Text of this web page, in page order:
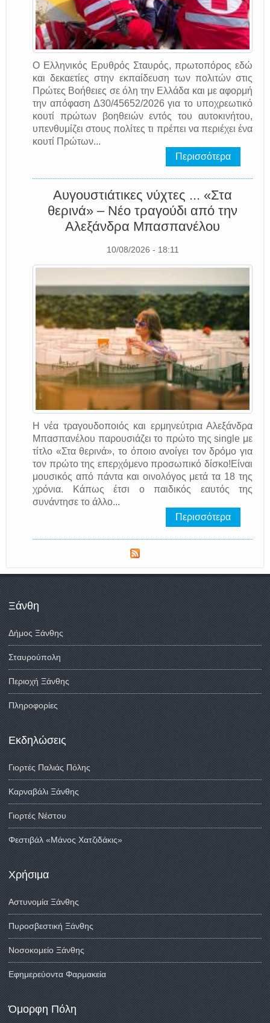
Ο Ελληνικός Ερυθρός Σταυρός, πρωτοπόρος εδώ
και δεκαετίες στην εκπαίδευση των πολιτών στις
Πρώτες Βοήθειες σε όλη την Ελλάδα και με αφορμή
την απόφαση Δ30/45652/2026 για το υποχρεωτικό
κουτί πρώτων βοηθειών εντός του αυτοκινήτου,
υπενθυμίζει στους πολίτες τι πρέπει να περιέχει ένα
κουτί Πρώτων...
Περισσότερα
Αυγουστιάτικες νύχτες ... «Στα
θερινά» – Νέο τραγούδι από την
Αλεξάνδρα Μπασπανέλου
10/08/2026 - 18:11
Η νέα τραγουδοποιός και ερμηνεύτρια Αλεξάνδρα
Μπασπανέλου παρουσιάζει το πρώτο της single με
τίτλο «Στα θερινά», το όποιο ανοίγει τον δρόμο για
τον πρώτο της επερχόμενο προσωπικό δίσκο!Είναι
μουσικός από πάντα και οινολόγος μετά τα 18 της
χρόνια. Κάπως έτσι ο παιδικός εαυτός της
συνάντησε το άλλο...
Περισσότερα
Ξάνθη
Δήμος Ξάνθης
Σταυρούπολη
Περιοχή Ξάνθης
Πληροφορίες
Εκδηλώσεις
Γιορτές Παλιάς Πόλης
Καρναβάλι Ξάνθης
Γιορτές Νέστου
Φεστιβάλ «Μάνος Χατζιδάκις»
Χρήσιμα
Αστυνομία Ξάνθης
Πυροσβεστική Ξάνθης
Νοσοκομείο Ξάνθης
Εφημερεύοντα Φαρμακεία
Όμορφη Πόλη